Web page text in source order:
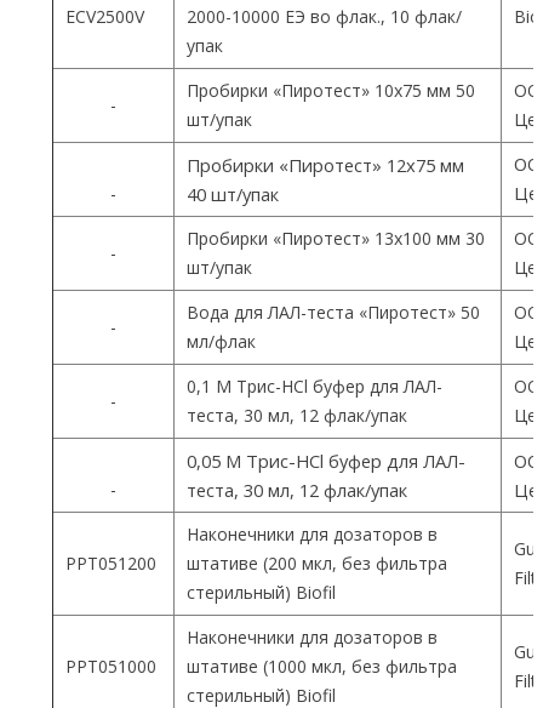
ECV2500V
2000-10000 ЕЭ во флак., 10 флак/
упак
-
Пробирки «Пиротест» 10х75 мм 50
шт/упак
-
Пробирки «Пиротест» 12х75 мм
40 шт/упак
-
Пробирки «Пиротест» 13х100 мм 30
шт/упак
-
Вода для ЛАЛ-теста «Пиротест» 50
мл/флак
-
0,1 М Трис-HCl буфер для ЛАЛ-
теста, 30 мл, 12 флак/упак
-
0,05 М Трис-HCl буфер для ЛАЛ-
теста, 30 мл, 12 флак/упак
PPT051200
Наконечники для дозаторов в
штативе (200 мкл, без фильтра
стерильный) Biofil
PPT051000
Наконечники для дозаторов в
штативе (1000 мкл, без фильтра
стерильный) Biofil